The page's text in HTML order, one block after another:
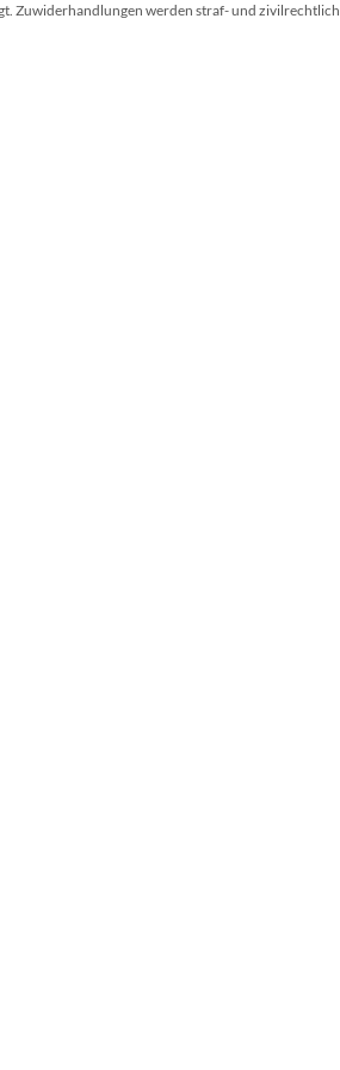
Zuwiderhandlungen werden straf- und zivilrechtlich